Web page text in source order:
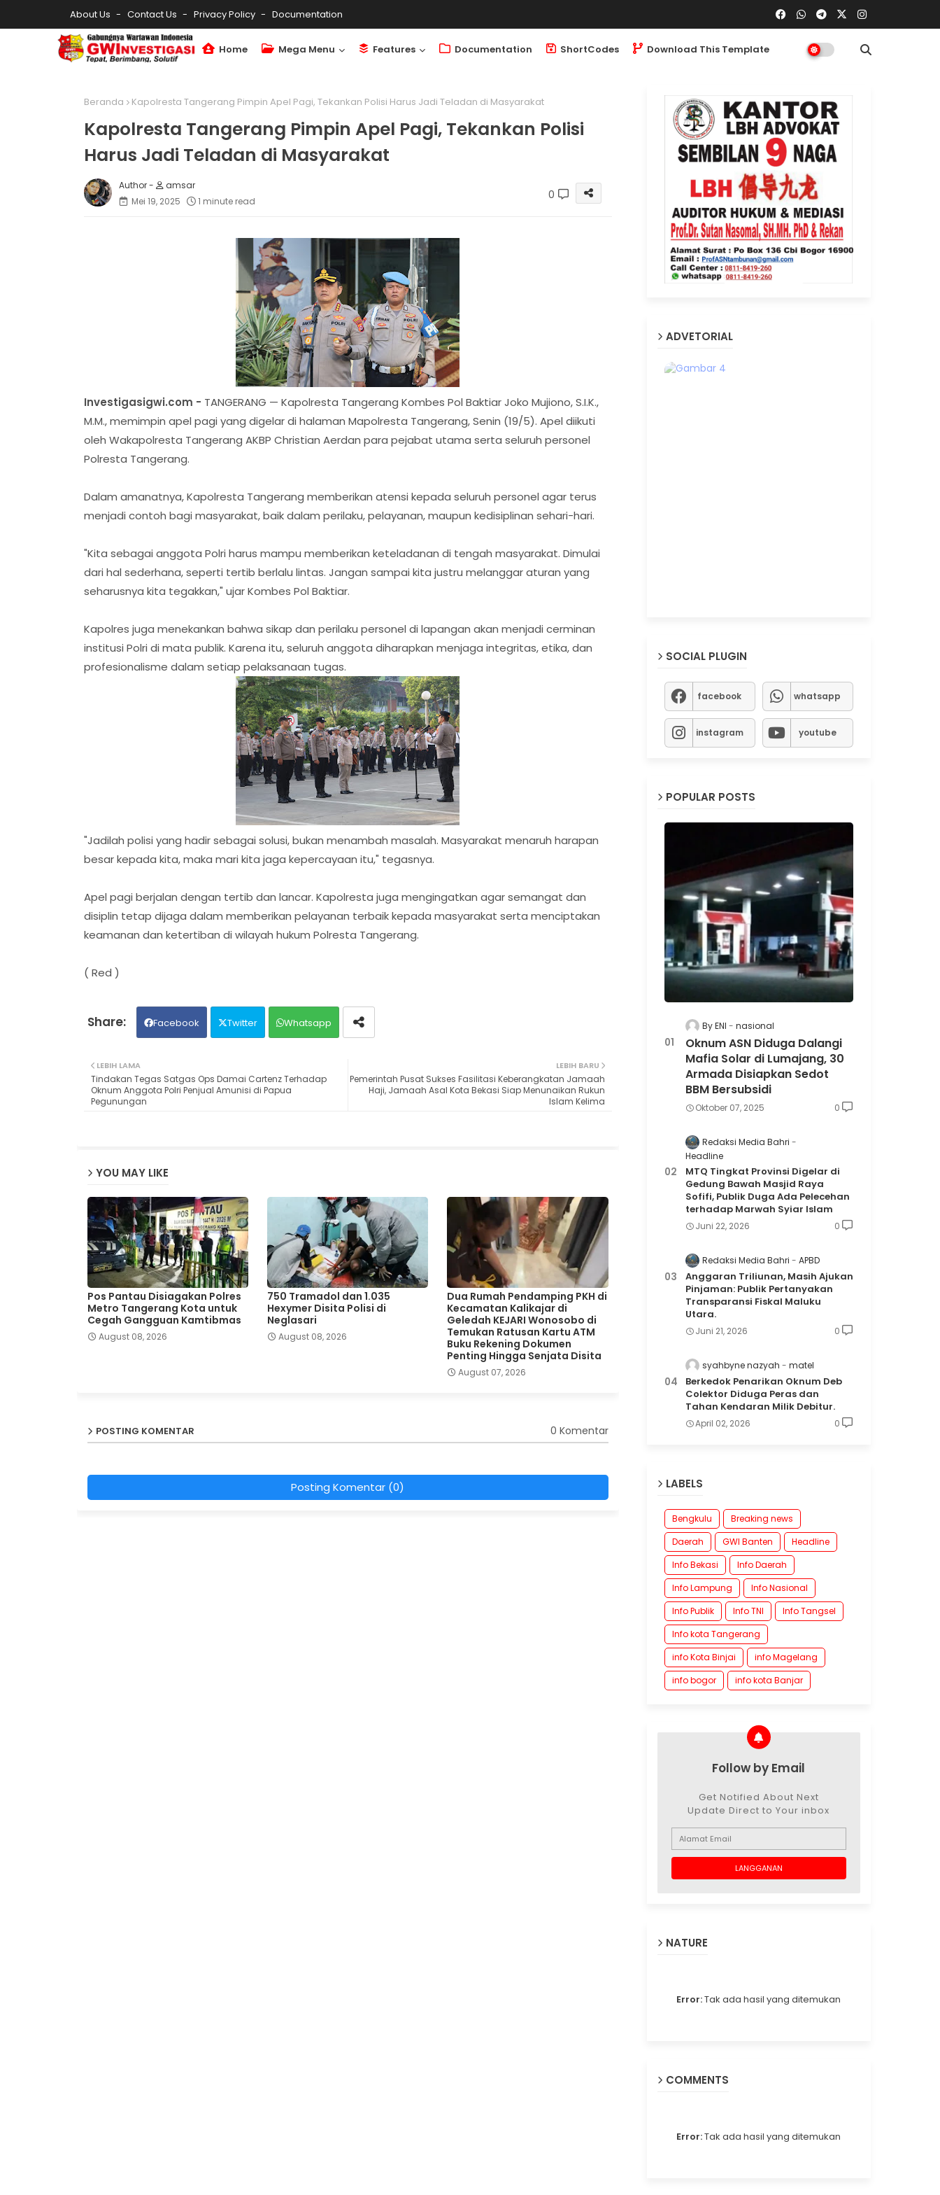
About Us Contact Us Privacy Policy Documentation
Home Mega Menu Features Documentation ShortCodes Download This Template
Beranda Kapolresta Tangerang Pimpin Apel Pagi, Tekankan Polisi Harus Jadi Teladan di Masyarakat
Kapolresta Tangerang Pimpin Apel Pagi, Tekankan Polisi
Harus Jadi Teladan di Masyarakat
amsar
Mei 19, 2025
1 minute read 0
Investigasigwi.com - TANGERANG — Kapolresta Tangerang Kombes Pol Baktiar Joko Mujiono, S.I.K.,
M.M., memimpin apel pagi yang digelar di halaman Mapolresta Tangerang, Senin (19/5). Apel diikuti
oleh Wakapolresta Tangerang AKBP Christian Aerdan para pejabat utama serta seluruh personel
Polresta Tangerang.
Dalam amanatnya, Kapolresta Tangerang memberikan atensi kepada seluruh personel agar terus
menjadi contoh bagi masyarakat, baik dalam perilaku, pelayanan, maupun kedisiplinan sehari-hari.
"Kita sebagai anggota Polri harus mampu memberikan keteladanan di tengah masyarakat. Dimulai
dari hal sederhana, seperti tertib berlalu lintas. Jangan sampai kita justru melanggar aturan yang
seharusnya kita tegakkan," ujar Kombes Pol Baktiar.
Kapolres juga menekankan bahwa sikap dan perilaku personel di lapangan akan menjadi cerminan
institusi Polri di mata publik. Karena itu, seluruh anggota diharapkan menjaga integritas, etika, dan
profesionalisme dalam setiap pelaksanaan tugas.
"Jadilah polisi yang hadir sebagai solusi, bukan menambah masalah. Masyarakat menaruh harapan
besar kepada kita, maka mari kita jaga kepercayaan itu," tegasnya.
Apel pagi berjalan dengan tertib dan lancar. Kapolresta juga mengingatkan agar semangat dan
disiplin tetap dijaga dalam memberikan pelayanan terbaik kepada masyarakat serta menciptakan
keamanan dan ketertiban di wilayah hukum Polresta Tangerang.
( Red )
Facebook Twitter Whatsapp
LEBIH BARU
Pemerintah Pusat Sukses Fasilitasi Keberangkatan Jamaah
Haji, Jamaah Asal Kota Bekasi Siap Menunaikan Rukun
Islam Kelima
LEBIH LAMA
Tindakan Tegas Satgas Ops Damai Cartenz Terhadap
Oknum Anggota Polri Penjual Amunisi di Papua
Pegunungan
YOU MAY LIKE
Pos Pantau Disiagakan Polres
Metro Tangerang Kota untuk
Cegah Gangguan Kamtibmas
August 08, 2026
750 Tramadol dan 1.035
Hexymer Disita Polisi di
Neglasari
August 08, 2026
Dua Rumah Pendamping PKH di
Kecamatan Kalikajar di
Geledah KEJARI Wonosobo di
Temukan Ratusan Kartu ATM
Buku Rekening Dokumen
Penting Hingga Senjata Disita
August 07, 2026
POSTING KOMENTAR 0 Komentar
Posting Komentar (0)
ADVETORIAL
SOCIAL PLUGIN
facebook whatsapp
instagram youtube
POPULAR POSTS
By ENI nasional
Oknum ASN Diduga Dalangi
Mafia Solar di Lumajang, 30
Armada Disiapkan Sedot
BBM Bersubsidi
Oktober 07, 2025 0
Redaksi Media Bahri
Headline
MTQ Tingkat Provinsi Digelar di
Gedung Bawah Masjid Raya
Sofifi, Publik Duga Ada Pelecehan
terhadap Marwah Syiar Islam
Juni 22, 2026 0
Redaksi Media Bahri APBD
Anggaran Triliunan, Masih Ajukan
Pinjaman: Publik Pertanyakan
Transparansi Fiskal Maluku
Utara.
Juni 21, 2026 0
syahbyne nazyah matel
Berkedok Penarikan Oknum Deb
Colektor Diduga Peras dan
Tahan Kendaran Milik Debitur.
April 02, 2026 0
LABELS
Bengkulu
Breaking news
Daerah
GWI Banten
Headline
Info Bekasi
Info Daerah
Info Lampung
Info Nasional
Info Publik
Info TNI
Info Tangsel
Info kota Tangerang
info Kota Binjai
info Magelang
info bogor
info kota Banjar
Follow by Email
Get Notified About Next
Update Direct to Your inbox
NATURE
Error:Tak ada hasil yang ditemukan
COMMENTS
Error:Tak ada hasil yang ditemukan